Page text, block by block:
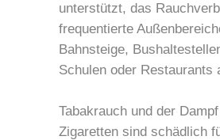
unterstützt, das
frequentierte
Bahnsteige,
Schulen oder Restaurants
Tabakrauch und der
Zigaretten sind schädlich